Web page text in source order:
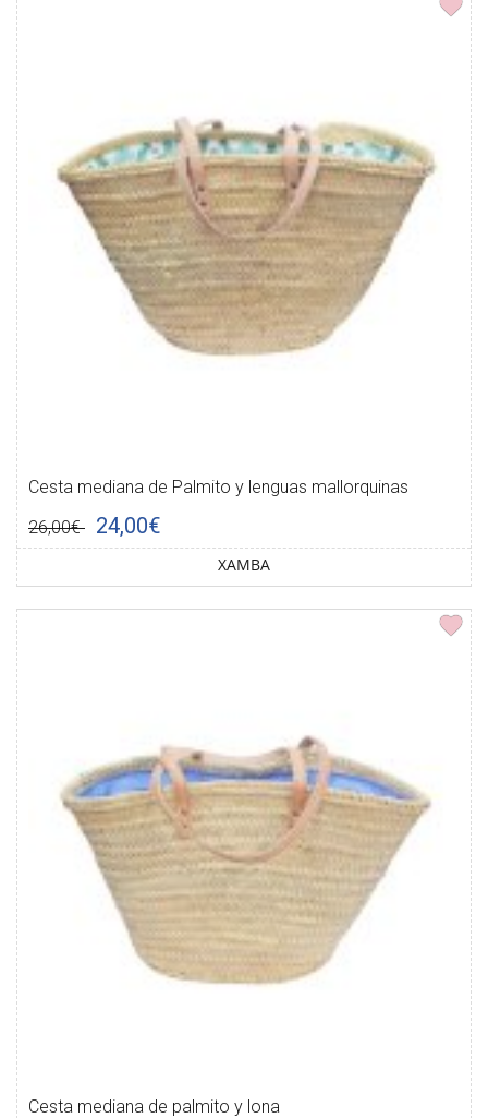
Cesta mediana de Palmito y lenguas mallorquinas
26,00€ 24,00€
XAMBA
Cesta mediana de palmito y lona